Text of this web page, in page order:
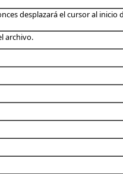
desplazará el cursor al inicio
archivo.